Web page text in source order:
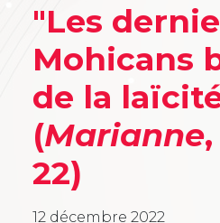
"Les
Mohicans
de la
(Marianne
22)
12 décembre 2022